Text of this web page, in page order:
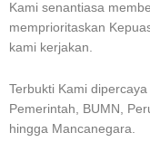
Kami senantiasa
memprioritaskan
kami kerjakan.
Terbukti Kami
Pemerintah, BUMN,
hingga Mancanegara.